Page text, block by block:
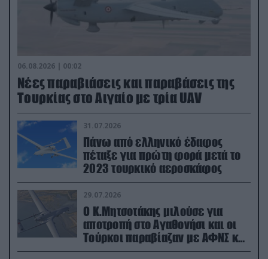
06.08.2026 | 00:02
Νέες παραβιάσεις και παραβάσεις της
Τουρκίας στο Αιγαίο με τρία UAV
31.07.2026
Πάνω από ελληνικό έδαφος
πέταξε για πρώτη φορά μετά το
2023 τουρκικό αεροσκάφος
29.07.2026
Ο Κ.Μητσοτάκης μιλούσε για
αποτροπή στο Αγαθονήσι και οι
Τούρκοι παραβίαζαν με ΑΦΝΣ και
drone